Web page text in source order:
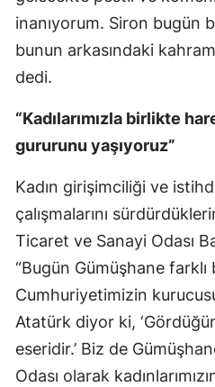
inanıyorum. Siron bugün
bunun arkasındaki
dedi.
“Kadılarımızla birlikte
gururunu yaşıyoruz”
Kadın girişimciliği ve
çalışmalarını
Ticaret ve Sanayi Odası
“Bugün Gümüşhane farklı
Cumhuriyetimizin
Atatürk diyor ki,
eseridir.’ Biz de
Odası olarak